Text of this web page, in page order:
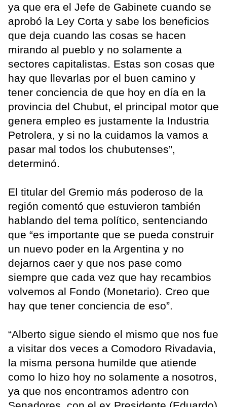
ya que era el Jefe de Gabinete cuando se
aprobó la Ley Corta y sabe los beneficios
que deja cuando las cosas se hacen
mirando al pueblo y no solamente a
sectores capitalistas. Estas son cosas que
hay que llevarlas por el buen camino y
tener conciencia de que hoy en día en la
provincia del Chubut, el principal motor que
genera empleo es justamente la Industria
Petrolera, y si no la cuidamos la vamos a
pasar mal todos los chubutenses”,
determinó.
El titular del Gremio más poderoso de la
región comentó que estuvieron también
hablando del tema político, sentenciando
que “es importante que se pueda construir
un nuevo poder en la Argentina y no
dejarnos caer y que nos pase como
siempre que cada vez que hay recambios
volvemos al Fondo (Monetario). Creo que
hay que tener conciencia de eso”.
“Alberto sigue siendo el mismo que nos fue
a visitar dos veces a Comodoro Rivadavia,
la misma persona humilde que atiende
como lo hizo hoy no solamente a nosotros,
ya que nos encontramos adentro con